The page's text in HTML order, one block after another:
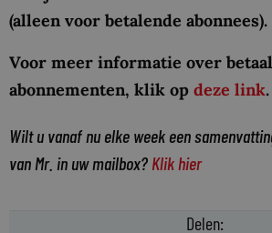
(alleen voor betalende abonnees).
Voor meer informatie over
abonnementen, klik op deze link.
Wilt u vanaf nu elke week een
van Mr. in uw mailbox? Klik hier
Delen: